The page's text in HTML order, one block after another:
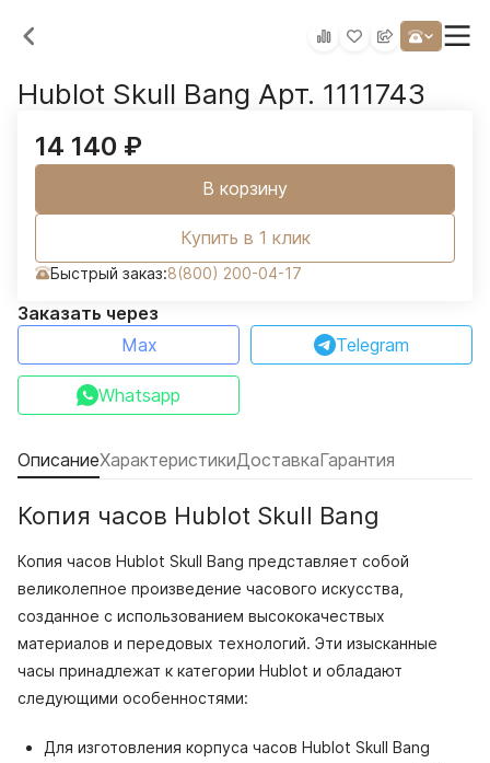
Hublot Skull Bang Арт. 1111743
14 140 ₽
В корзину
Купить в 1 клик
Быстрый заказ:8(800) 200-04-17
Заказать через
Max
Telegram
Whatsapp
ОписаниеХарактеристикиДоставкаГарантия
Копия часов Hublot Skull Bang
Копия часов Hublot Skull Bang представляет собой
великолепное произведение часового искусства,
созданное с использованием высококачествых
материалов и передовых технологий. Эти изысканные
часы принадлежат к категории Hublot и обладают
следующими особенностями:
Для изготовления корпуса часов Hublot Skull Bang